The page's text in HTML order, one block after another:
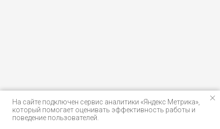
На сайте подключен сервис аналитики «Яндекс Метрика»,
который помогает оценивать эффективность работы и
поведение пользователей.